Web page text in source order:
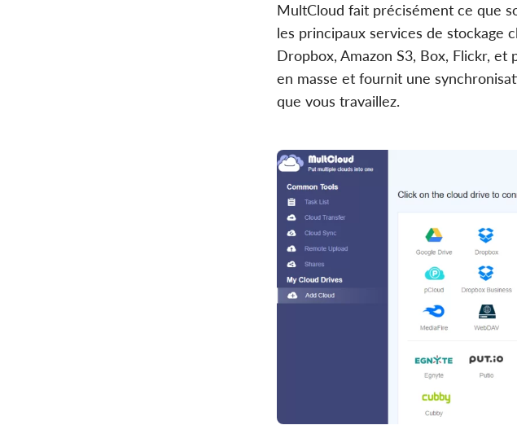
MultCloud fait précisément ce que
les principaux services de stockage
Dropbox, Amazon S3, Box, Flickr,
en masse et fournit une
que vous travaillez.